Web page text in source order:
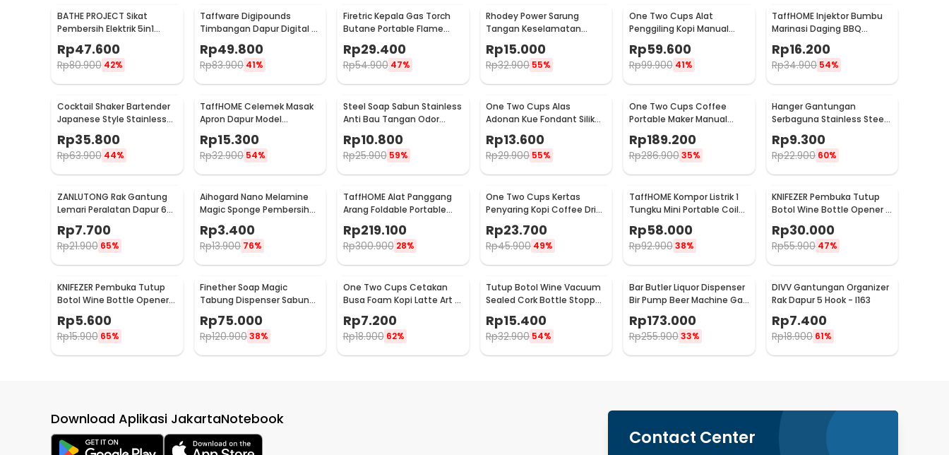
BATHE PROJECT Sikat
Pembersih Elektrik 5in1
Magic Brush Rechargeable
- WQ8110
Rp47.600
Rp80.900 42%
Taffware Digipounds
Timbangan Dapur Digital 6
Satuan 1kg 0.1g - i2000
Rp49.800
Rp83.900 41%
Firetric Kepala Gas Torch
Butane Portable Flame
Rp29.400
Rp54.900 47%
Rhodey Power Sarung
Tangan Keselamatan
EN388
Rp15.000
Rp32.900 55%
One Two Cups Alat
Penggiling Kopi Manual
Coffee Grinder Portable -
WFCG9800
Rp59.600
Rp99.900 41%
TaffHOME Injektor Bumbu
Marinasi Daging BBQ
Seasoning Injector - HC117
Rp16.200
Rp34.900 54%
Cocktail Shaker Bartender
Japanese Style Stainless
Steel 200ml
Rp35.800
Rp63.900 44%
TaffHOME Celemek Masak
Apron Dapur Model
Kantong Pola Spatula -
JJ41
Rp15.300
Rp32.900 54%
Steel Soap Sabun Stainless
Anti Bau Tangan Odor
Remove - HW071
Rp10.800
Rp25.900 59%
One Two Cups Alas
Adonan Kue Fondant Silikon
Baking Mat Anti Slip -
JJ3873
Rp13.600
Rp29.900 55%
One Two Cups Coffee
Portable Maker Manual
Hand Press Espresso 300ml
- T35066
Rp189.200
Rp286.900 35%
Hanger Gantungan
Serbaguna Stainless Steel
10 PCS - M127105
Rp9.300
Rp22.900 60%
ZANLUTONG Rak Gantung
Lemari Peralatan Dapur 6
Rp7.700
Rp21.900 65%
Aihogard Nano Melamine
Magic Sponge Pembersih
Karat Besi - CW62
Rp3.400
Rp13.900 76%
TaffHOME Alat Panggang
Arang Foldable Portable
HWSK77
Rp219.100
Rp300.900 28%
One Two Cups Kertas
Penyaring Kopi Coffee Drip
Bag Paper Filter 50PCS -
T111
Rp23.700
Rp45.900 49%
TaffHOME Kompor Listrik 1
Tungku Mini Portable Coil
Hot Plate 500W - C1-1000-
03
Rp58.000
Rp92.900 38%
KNIFEZER Pembuka Tutup
Botol Wine Bottle Opener -
TYK-074B
Rp30.000
Rp55.900 47%
KNIFEZER Pembuka Tutup
Botol Wine Bottle Opener
Stainless Steel - WS01
Rp5.600
Rp15.900 65%
Finether Soap Magic
Tabung Dispenser Sabun
Rp75.000
Rp120.90038%
One Two Cups Cetakan
Busa Foam Kopi Latte Art 16
Rp7.200
Rp18.900 62%
Tutup Botol Wine Vacuum
Sealed Cork Bottle Stopper
Rp15.400
Rp32.900 54%
Bar Butler Liquor Dispenser
Bir Pump Beer Machine Gas
Station 900ml - P-36
Rp173.000
Rp255.900 33%
DIVV Gantungan Organizer
Rak Dapur 5 Hook - I163
Rp7.400
Rp18.900 61%
Contact Center
Download Aplikasi JakartaNotebook